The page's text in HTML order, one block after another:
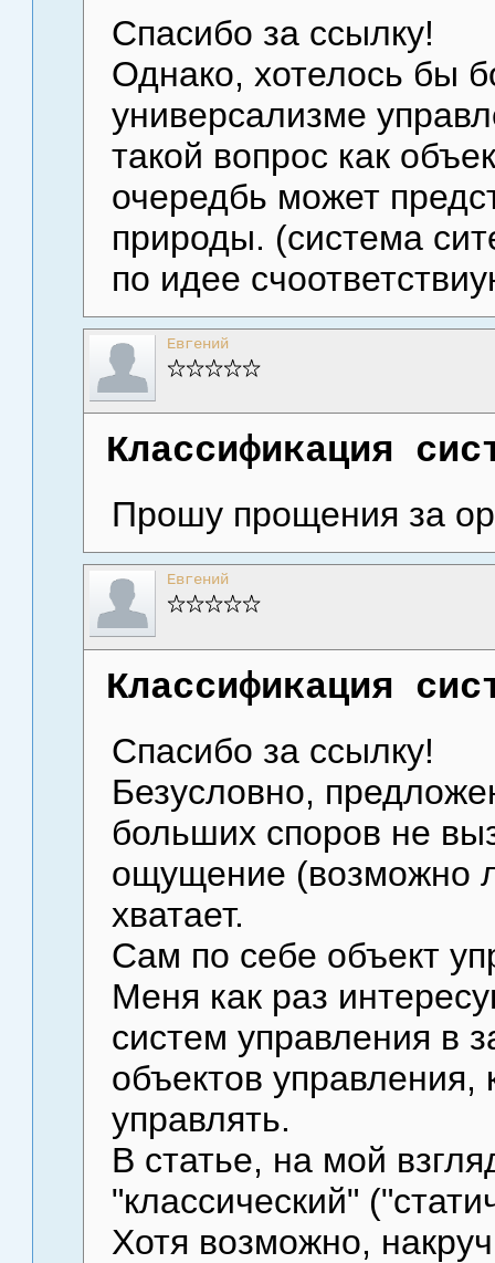
Спасибо за ссылку!
Однако, хотелось бы
универсализме
такой вопрос как
очередбь может
природы. (система
по идее
Евгений
Классификация
Прошу прощения за
Евгений
Классификация
Спасибо за ссылку!
Безусловно,
больших споров не
ощущение (возможно
хватает.
Сам по себе объект
Меня как раз
систем управления в
объектов
управлять.
В статье, на мой
"классический"
Хотя возможно,